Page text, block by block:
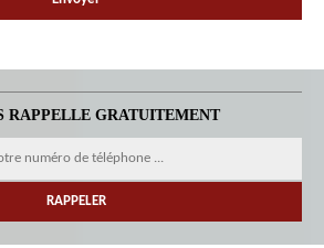
RAPPELLE GRATUITEMENT